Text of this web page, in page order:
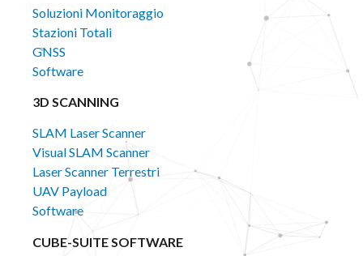
Soluzioni Monitoraggio
Stazioni Totali
GNSS
Software
3D SCANNING
SLAM Laser Scanner
Visual SLAM Scanner
Laser Scanner Terrestri
UAV Payload
Software
CUBE-SUITE SOFTWARE